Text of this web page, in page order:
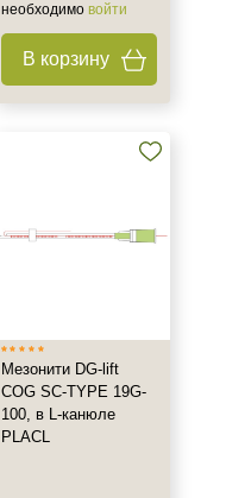
необходимо войти
В корзину
Мезонити DG-lift
COG SC-TYPE 19G-
100, в L-канюле
PLACL